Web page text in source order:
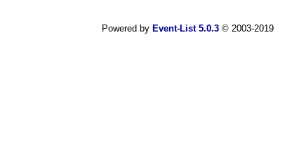
Powered by Event-List 5.0.3© 2003-2019